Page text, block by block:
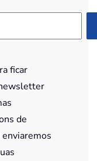
ficar
de